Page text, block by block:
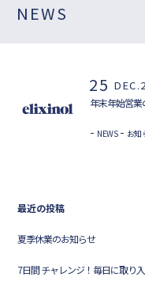
NEWS
25
年末年始営業
NEWS お知
最近の投稿
夏季休業のお知らせ
7日間 チャレンジ！毎日に取り